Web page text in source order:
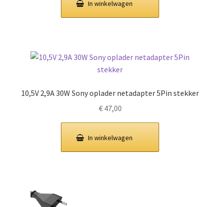
In winkelwagen
10,5V 2,9A 30W Sony oplader netadapter 5Pin stekker
€47,00
In winkelwagen